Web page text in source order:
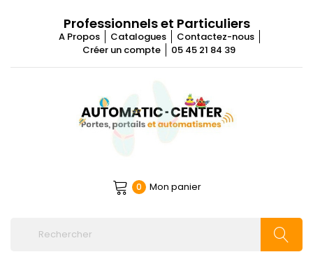
Professionnels et Particuliers
A Propos Catalogues
Contactez-nous
Créer un compte
05 45 21 84 39
0 Mon panier